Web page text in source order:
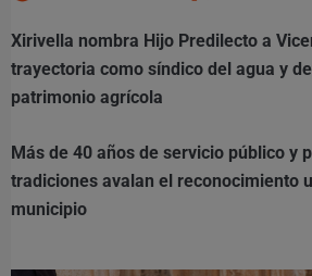
Xirivella nombra Hijo Predilecto a
trayectoria como síndico del agua y
patrimonio agrícola
Más de 40 años de servicio público y
tradiciones avalan el reconocimiento
municipio